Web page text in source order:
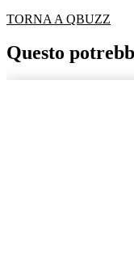
TORNA A QBUZZ
Questo